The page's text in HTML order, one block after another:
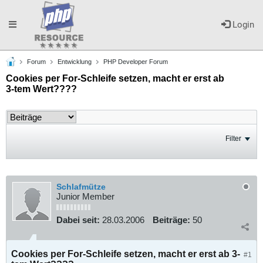
Login
Toggle
navigation
Forum Entwicklung PHP Developer Forum
Cookies per For-Schleife setzen, macht er erst ab
3-tem Wert????
Filter
Schlafmütze
Junior Member
Dabei seit: 28.03.2006 Beiträge: 50
#1
Cookies per For-Schleife setzen, macht er erst ab 3-